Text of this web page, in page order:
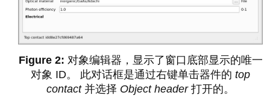
对象编辑器，显示了窗口底部显示的唯一
对象 ID。 此对话框是通过右键单击器件的 top
contact并选择 Object header打开的。